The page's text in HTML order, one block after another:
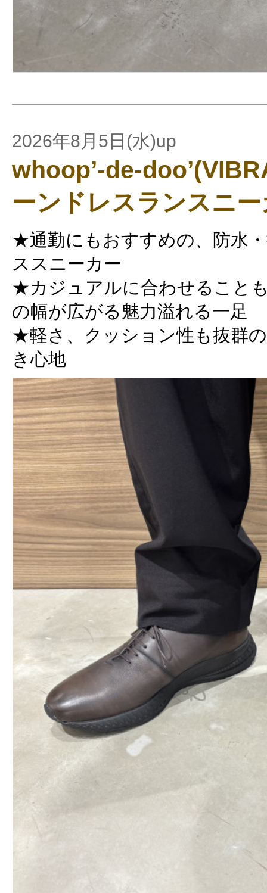
2026年8月5日(水)up
whoop’-de-
ーンドレスランスニ
★通勤にもおすすめの、防水
ススニーカー
★カジュアルに合わせること
の幅が広がる魅力溢れる一足
★軽さ、クッション性も抜群
き心地